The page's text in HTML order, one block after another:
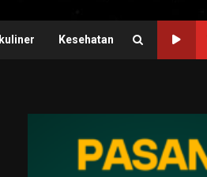
kuliner Kesehatan